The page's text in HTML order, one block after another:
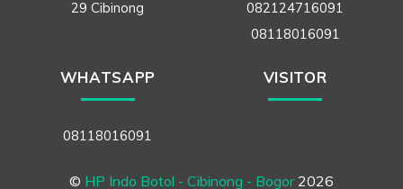
29 Cibinong
082124716091
08118016091
WHATSAPP
08118016091
VISITOR
© HP Indo Botol - Cibinong - Bogor2026